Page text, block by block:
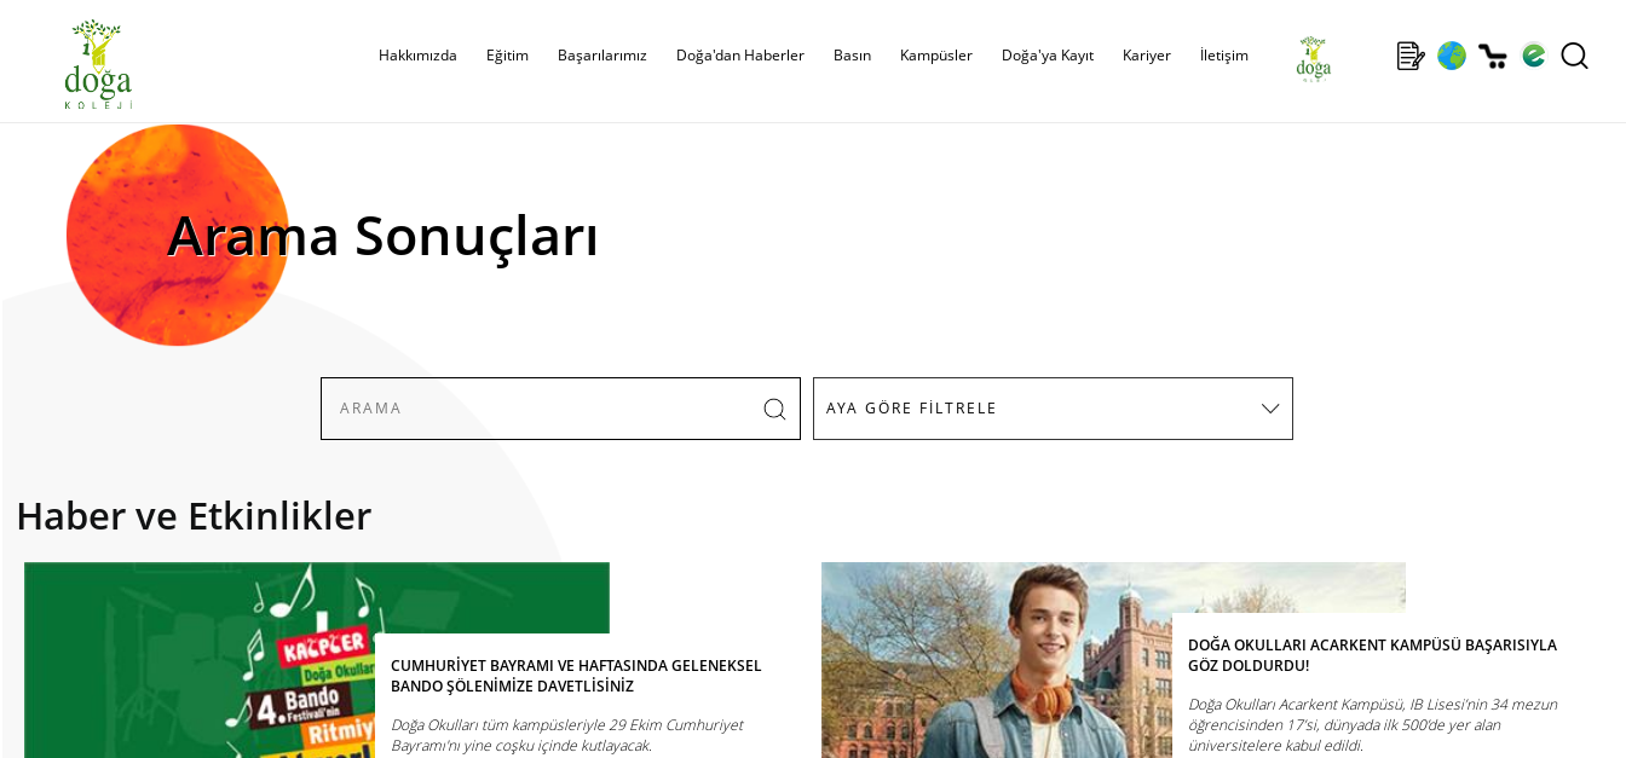
Hakkımızda Eğitim Başarılarımız Doğa'dan Haberler Basın Kampüsler Doğa'ya Kayıt Kariyer İletişim
Arama Sonuçları
Haber ve Etkinlikler
CUMHURİYET BAYRAMI VE HAFTASINDA GELENEKSEL
BANDO ŞÖLENİMİZE DAVETLİSİNİZ
Doğa Okulları tüm kampüsleriyle 29 Ekim Cumhuriyet
Bayramı'nı yine coşku içinde kutlayacak.
DOĞA OKULLARI ACARKENT KAMPÜSÜ BAŞARISIYLA
GÖZ DOLDURDU!
Doğa Okulları Acarkent Kampüsü, IB Lisesi’nin 34 mezun
öğrencisinden 17’si, dünyada ilk 500’de yer alan
üniversitelere kabul edildi.